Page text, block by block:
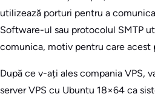
utilizează porturi pentru a
Software-ul sau protocolul SMTP
comunica, motiv pentru care acest
După ce v-ați ales compania VPS,
server VPS cu Ubuntu 18×64 ca